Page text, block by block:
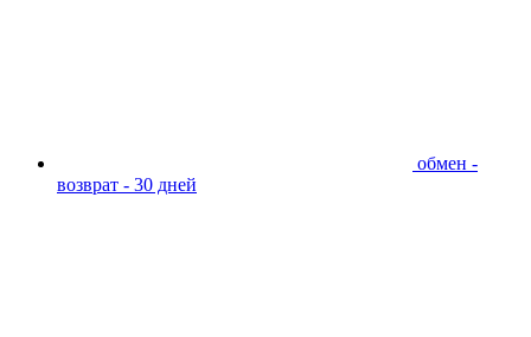
обмен -
возврат - 30 дней